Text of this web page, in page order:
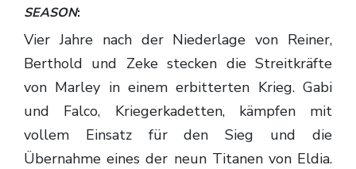
SEASON:
Vier Jahre nach der Niederlage von Reiner,
Berthold und Zeke stecken die Streitkräfte
von Marley in einem erbitterten Krieg. Gabi
und Falco, Kriegerkadetten, kämpfen mit
vollem Einsatz für den Sieg und die
Übernahme eines der neun Titanen von Eldia.